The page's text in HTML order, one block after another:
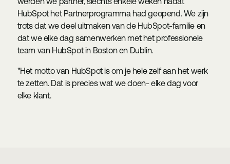
HubSpot het Partnerprogramma had geopend. We zijn
trots dat we deel uitmaken van de HubSpot-familie en
dat we elke dag samenwerken met het professionele
team van HubSpot in Boston en Dublin.
"Het motto van HubSpot is om je hele zelf aan het werk
te zetten. Dat is precies wat we doen- elke dag voor
elke klant.